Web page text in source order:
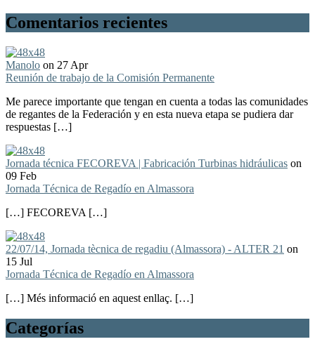
Comentarios recientes
Manolo on 27 Apr
Reunión de trabajo de la Comisión Permanente
Me parece importante que tengan en cuenta a todas las comunidades
de regantes de la Federación y en esta nueva etapa se pudiera dar
respuestas […]
Jornada técnica FECOREVA | Fabricación Turbinas hidráulicas on
09 Feb
Jornada Técnica de Regadío en Almassora
[…] FECOREVA […]
22/07/14, Jornada tècnica de regadiu (Almassora) - ALTER 21 on
15 Jul
Jornada Técnica de Regadío en Almassora
[…] Més informació en aquest enllaç. […]
Categorías